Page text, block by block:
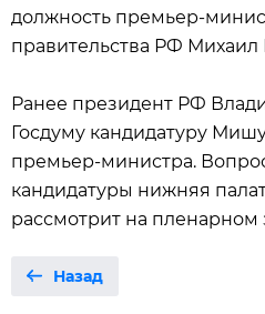
должность премьер-
правительства РФ
Ранее президент РФ
Госдуму кандидатуру
премьер-министра.
кандидатуры нижняя
рассмотрит на пленарном
Назад